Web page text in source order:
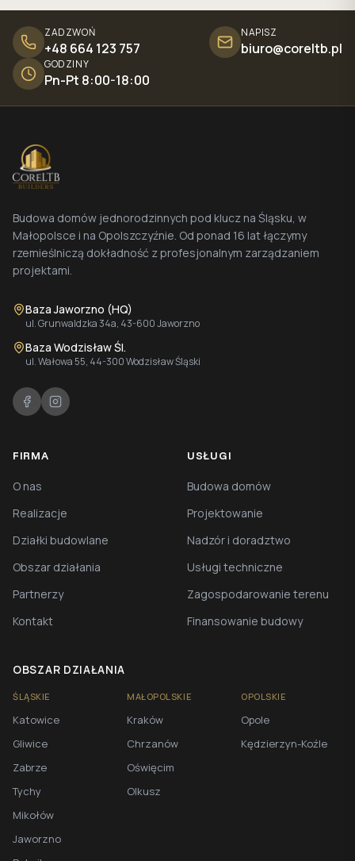
ZADZWOŃ
+48 664 123 757
NAPISZ
biuro@coreltb.pl
GODZINY
Pn-Pt 8:00-18:00
Budowa domów jednorodzinnych pod klucz na Śląsku, w
Małopolsce i na Opolszczyźnie. Od ponad 16 lat łączymy
rzemieślniczą dokładność z profesjonalnym zarządzaniem
projektami.
Baza Jaworzno (HQ)
ul. Grunwaldzka 34a, 43-600 Jaworzno
Baza Wodzisław Śl.
ul. Wałowa 55, 44-300 Wodzisław Śląski
FIRMA
O nas
Realizacje
Działki budowlane
Obszar działania
Partnerzy
Kontakt
USŁUGI
Budowa domów
Projektowanie
Nadzór i doradztwo
Usługi techniczne
Zagospodarowanie terenu
Finansowanie budowy
OBSZAR DZIAŁANIA
ŚLĄSKIE
Katowice
Gliwice
Zabrze
Tychy
Mikołów
Jaworzno
MAŁOPOLSKIE
Kraków
Chrzanów
Oświęcim
Olkusz
OPOLSKIE
Opole
Kędzierzyn-Koźle